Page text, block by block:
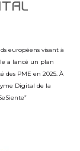
européens visant à
a lancé un plan
PME en 2025. À
Digital de la